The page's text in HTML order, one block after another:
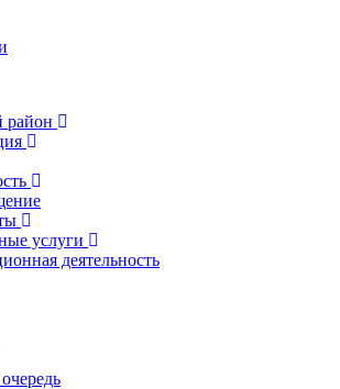
район
услуги
деятельность